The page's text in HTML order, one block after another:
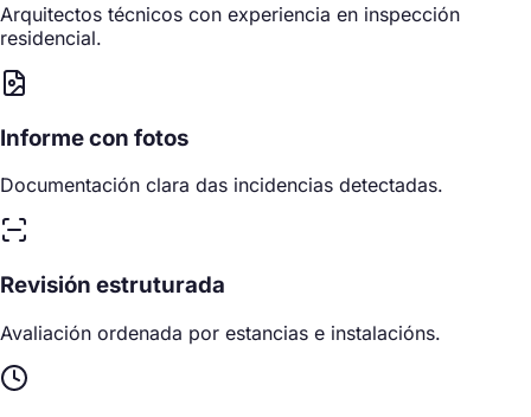
Arquitectos técnicos con experiencia en inspección
residencial.
Informe con fotos
Documentación clara das incidencias detectadas.
Revisión estruturada
Avaliación ordenada por estancias e instalacións.